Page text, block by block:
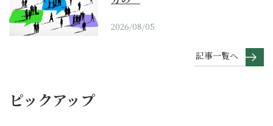
2026/08/05
記事一覧へ
ピックアップ